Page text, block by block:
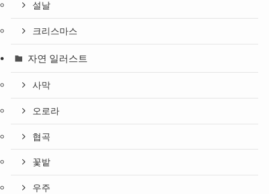
설날
크리스마스
자연 일러스트
사막
오로라
협곡
꽃밭
우주